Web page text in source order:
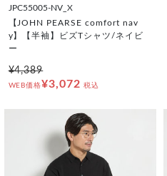
JPC55005-NV_X
【JOHN PEARSE comfort nav
y】【半袖】ビズTシャツ/ネイビ
ー
¥4,389
WEB価格¥3,072 税込